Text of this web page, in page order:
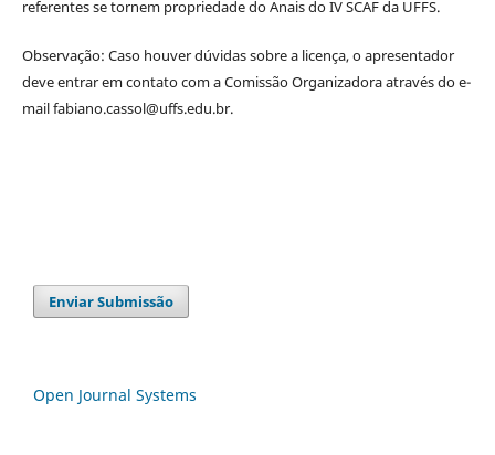
referentes se tornem propriedade do Anais do IV SCAF da UFFS.
Observação: Caso houver dúvidas sobre a licença, o apresentador
deve entrar em contato com a Comissão Organizadora através do e-
mail fabiano.cassol@uffs.edu.br.
Enviar Submissão
Open Journal Systems